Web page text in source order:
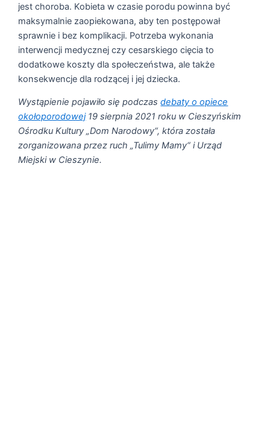
jest choroba. Kobieta w czasie porodu powinna być
maksymalnie zaopiekowana, aby ten postępował
sprawnie i bez komplikacji. Potrzeba wykonania
interwencji medycznej czy cesarskiego cięcia to
dodatkowe koszty dla społeczeństwa, ale także
konsekwencje dla rodzącej i jej dziecka.
Wystąpienie pojawiło się podczasdebaty o opiece
okołoporodowej19 sierpnia 2021 roku w Cieszyńskim
Ośrodku Kultury „Dom Narodowy“, która została
zorganizowana przez ruch „Tulimy Mamy“ i Urząd
Miejski w Cieszynie.